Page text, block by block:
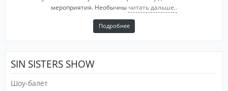
мероприятия. Необычны читать дальше..
Подробнее
SIN SISTERS SHOW
Шоу-балет